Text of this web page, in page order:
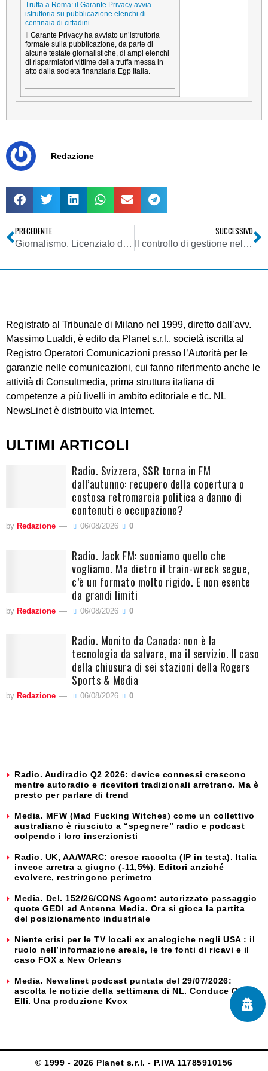
Truffa a Roma: il Garante Privacy avvia
istruttoria su pubblicazione elenchi di
centinaia di cittadini
Il Garante Privacy ha avviato un’istruttoria
formale sulla pubblicazione, da parte di
alcune testate giornalistiche, di ampi elenchi
di risparmiatori vittime della truffa messa in
atto dalla società finanziaria Egp Italia.
Redazione
PRECEDENTE
Giornalismo. Licenziato dalla Commissione Cultura della Camera il testo della riforma: “barriere” all’ingresso ed organismi rappresentativi più snelli
SUCCESSIVO
Il controllo di gestione nella pubblica amministrazione locale
Registrato al Tribunale di Milano nel 1999, diretto dall’avv.
Massimo Lualdi, è edito da Planet s.r.l., società iscritta al
Registro Operatori Comunicazioni presso l’Autorità per le
garanzie nelle comunicazioni, cui fanno riferimento anche le
attività di Consultmedia, prima struttura italiana di
competenze a più livelli in ambito editoriale e tlc. NL
NewsLinet è distribuito via Internet.
ULTIMI ARTICOLI
Radio. Svizzera, SSR torna in FM
dall’autunno: recupero della copertura o
costosa retromarcia politica a danno di
contenuti e occupazione?
by Redazione 06/08/2026 0
Radio. Jack FM: suoniamo quello che
vogliamo. Ma dietro il train-wreck segue,
c’è un formato molto rigido. E non esente
da grandi limiti
by Redazione 06/08/2026 0
Radio. Monito da Canada: non è la
tecnologia da salvare, ma il servizio. Il caso
della chiusura di sei stazioni della Rogers
Sports & Media
by Redazione 06/08/2026 0
Radio. Audiradio Q2 2026: device connessi crescono
mentre autoradio e ricevitori tradizionali arretrano. Ma è
presto per parlare di trend
Media. MFW (Mad Fucking Witches) come un collettivo
australiano è riusciuto a “spegnere” radio e podcast
colpendo i loro inserzionisti
Radio. UK, AA/WARC: cresce raccolta (IP in testa). Italia
invece arretra a giugno (-11,5%). Editori anziché
evolvere, restringono perimetro
Media. Del. 152/26/CONS Agcom: autorizzato passaggio
quote GEDI ad Antenna Media. Ora si gioca la partita
del posizionamento industriale
Niente crisi per le TV locali ex analogiche negli USA : il
ruolo nell’informazione areale, le tre fonti di ricavi e il
caso FOX a New Orleans
Media. Newslinet podcast puntata del 29/07/2026:
ascolta le notizie della settimana di NL. Conduce Carlo
Elli. Una produzione Kvox
© 1999 - 2026 Planet s.r.l. - P.IVA 11785910156